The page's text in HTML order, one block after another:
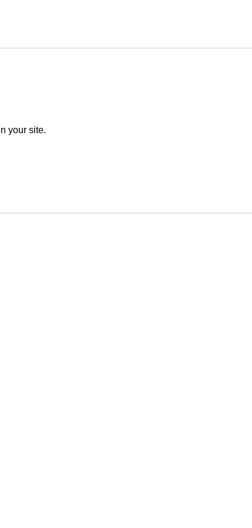
your site.